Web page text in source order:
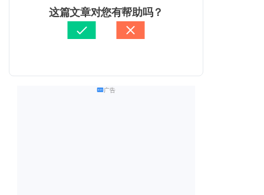
这篇文章对您有帮助吗？
广告